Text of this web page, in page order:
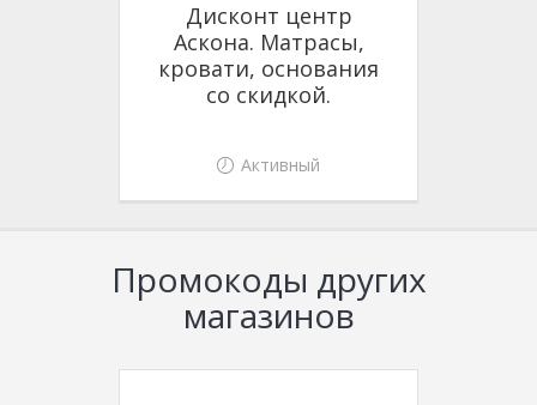
Дисконт центр
Аскона. Матрасы,
кровати, основания
со скидкой.
Активный
Промокоды других
магазинов